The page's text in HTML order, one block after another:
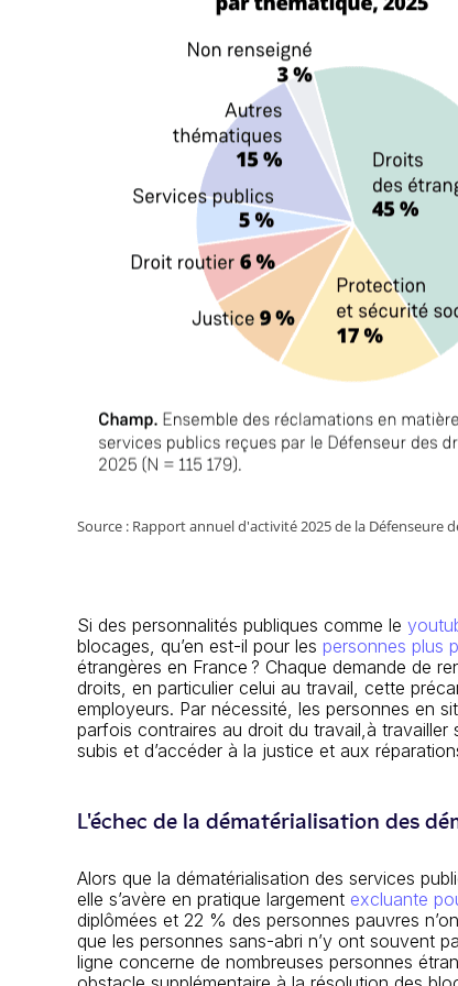
Source : Rapport annuel d'activité 2025 de la Défenseure
Si des personnalités publiques comme le
blocages, qu’en est-il pour les personnes plus
étrangères en France ? Chaque demande de
droits, en particulier celui au travail, cette p
employeurs. Par nécessité, les personnes en
parfois contraires au droit du travail,à travailler
subis et d’accéder à la justice et aux
L'échec de la dématérialisation des
Alors que la dématérialisation des services
elle s’avère en pratique largement excluante
diplômées et 22 % des personnes pauvres
que les personnes sans-abri n’y ont souvent
ligne concerne de nombreuses personnes